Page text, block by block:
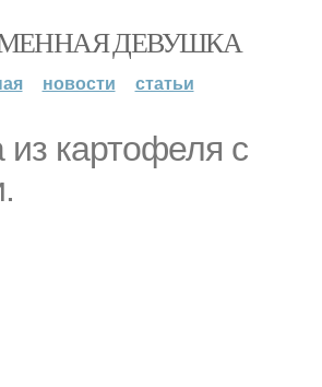
ДЕВУШКА
новости статьи
из картофеля с